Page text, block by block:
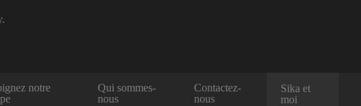
notre
Qui sommes-
nous
Contactez-
nous
Sika et
moi